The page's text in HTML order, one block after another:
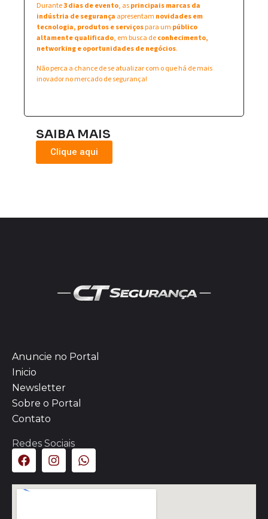
Durante3 dias de evento, asprincipais marcas da
indústria de segurança apresentam novidades em
tecnologia, produtos e serviçospara um público
altamente qualificado, em busca deconhecimento,
networking e oportunidades de negócios.
Não perca a chance de se atualizar com o que há de mais
inovador no mercado de segurança!
SAIBA MAIS
Clique aqui
Anuncie no Portal
Inicio
Newsletter
Sobre o Portal
Contato
Redes Sociais